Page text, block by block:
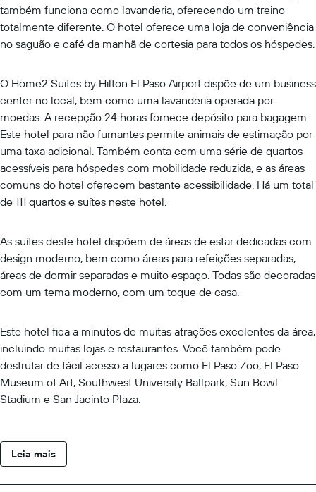
também funciona como lavanderia, oferecendo um treino
totalmente diferente. O hotel oferece uma loja de conveniência
no saguão e café da manhã de cortesia para todos os hóspedes.
O Home2 Suites by Hilton El Paso Airport dispõe de um business
center no local, bem como uma lavanderia operada por
moedas. A recepção 24 horas fornece depósito para bagagem.
Este hotel para não fumantes permite animais de estimação por
uma taxa adicional. Também conta com uma série de quartos
acessíveis para hóspedes com mobilidade reduzida, e as áreas
comuns do hotel oferecem bastante acessibilidade. Há um total
de 111 quartos e suítes neste hotel.
As suítes deste hotel dispõem de áreas de estar dedicadas com
design moderno, bem como áreas para refeições separadas,
áreas de dormir separadas e muito espaço. Todas são decoradas
com um tema moderno, com um toque de casa.
Este hotel fica a minutos de muitas atrações excelentes da área,
incluindo muitas lojas e restaurantes. Você também pode
desfrutar de fácil acesso a lugares como El Paso Zoo, El Paso
Museum of Art, Southwest University Ballpark, Sun Bowl
Stadium e San Jacinto Plaza.
Leia mais